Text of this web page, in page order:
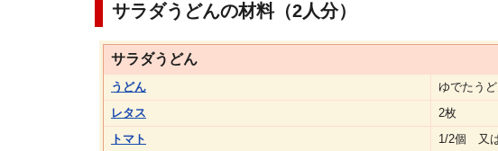
サラダうどんの材料（2人分）
サラダうどん
うどん
ゆでたう
レタス
2枚
トマト
1/2個 又